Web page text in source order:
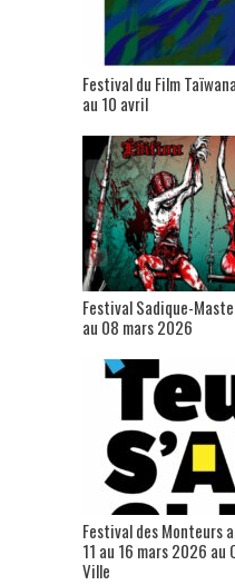
Festival du Film
au 10 avril
Festival Sadique-
au 08 mars 2026
Festival des Monteurs
11 au 16 mars 2026 au
Ville